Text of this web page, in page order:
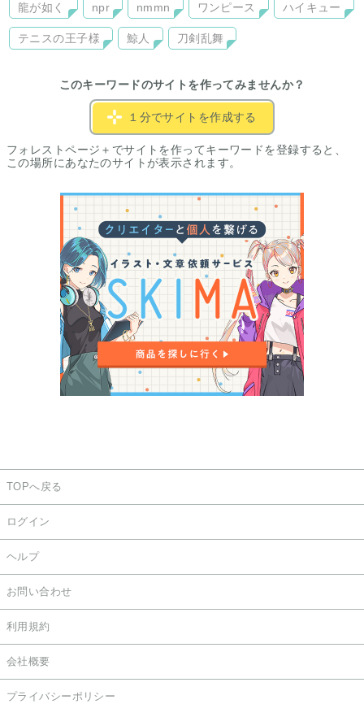
龍が如く npr nmmn ワンピース ハイキュー
テニスの王子様 鯨人 刀剣乱舞
このキーワードのサイトを作ってみませんか？
１分でサイトを作成する
フォレストページ＋でサイトを作ってキーワードを登録すると、
この場所にあなたのサイトが表示されます。
TOPへ戻る
ログイン
ヘルプ
お問い合わせ
利用規約
会社概要
プライバシーポリシー